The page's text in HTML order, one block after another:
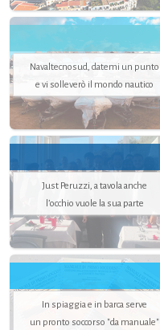
Navaltecnosud, datemi un punto
e vi solleverò il mondo nautico
Just Peruzzi, a tavola anche
l’occhio vuole la sua parte
In spiaggia e in barca serve
un pronto soccorso "da manuale"